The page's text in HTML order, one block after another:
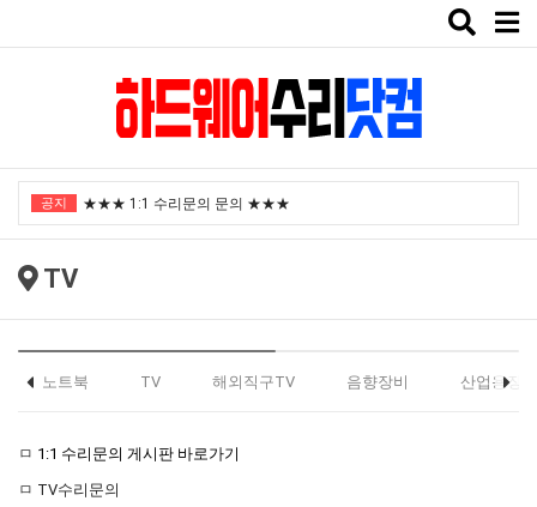
Toggle
공지
"노트북부서" 1월 임시휴가 안내
2025년 8월 휴가안내입니다.
★★★ 1:1 수리문의 문의 ★★★
2024년 한가위 휴일 안내
택배비인상안내
TV
노트북 TV 해외직구TV 음향장비 산업용장비
ㅁ 1:1 수리문의 게시판 바로가기
ㅁ TV수리문의